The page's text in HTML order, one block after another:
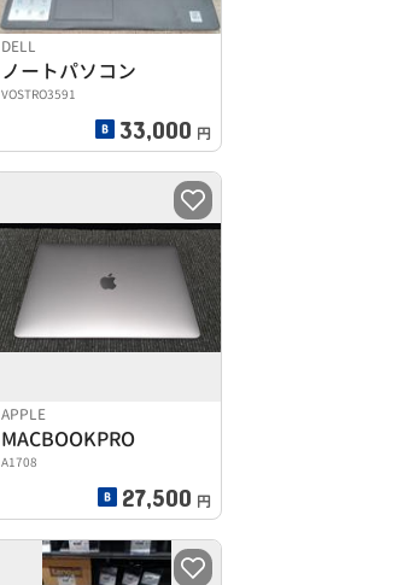
DELL
ノートパソコン
VOSTRO3591
33,000 円
APPLE
MACBOOKPRO
A1708
27,500 円